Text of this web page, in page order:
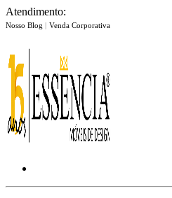
Atendimento:
Nosso Blog | Venda Corporativa